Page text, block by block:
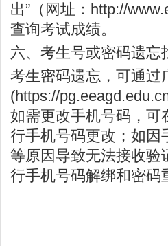
出”（网址： http://
查询考试成绩。
六、考生号或密码遗忘
考生密码遗忘，可通过
(https://
如需更改手机号码，可
行手机号码更改；如因
等原因导致无法接收验
行手机号码解绑和密码